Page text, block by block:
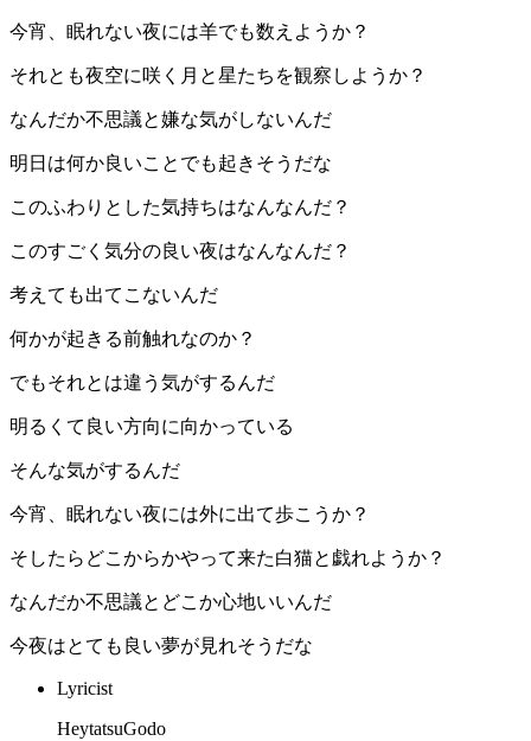
今宵、眠れない夜には羊でも数えようか？
それとも夜空に咲く月と星たちを観察しようか？
なんだか不思議と嫌な気がしないんだ
明日は何か良いことでも起きそうだな
このふわりとした気持ちはなんなんだ？
このすごく気分の良い夜はなんなんだ？
考えても出てこないんだ
何かが起きる前触れなのか？
でもそれとは違う気がするんだ
明るくて良い方向に向かっている
そんな気がするんだ
今宵、眠れない夜には外に出て歩こうか？
そしたらどこからかやって来た白猫と戯れようか？
なんだか不思議とどこか心地いいんだ
今夜はとても良い夢が見れそうだな
Lyricist
HeytatsuGodo